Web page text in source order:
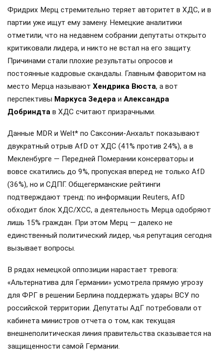
Фридрих Мерц стремительно теряет авторитет в ХДС, и в
партии уже ищут ему замену. Немецкие аналитики
отметили, что на недавнем собрании депутаты открыто
критиковали лидера, и никто не встал на его защиту.
Причинами стали плохие результаты опросов и
постоянные кадровые скандалы. Главным фаворитом на
место Мерца называют Хендрика Вюста, а вот
перспективы Маркуса Зедера и Александра
Добриндта в ХДС считают призрачными.
Данные MDR и Welt* по Саксонии-Анхальт показывают
двукратный отрыв AfD от ХДС (41% против 24%), а в
Мекленбурге — Передней Померании консерваторы и
вовсе скатились до 9%, пропуская вперед не только AfD
(36%), но и СДПГ. Общегерманские рейтинги
подтверждают тренд: по информации Reuters, AfD
обходит блок ХДС/ХСС, а деятельность Мерца одобряют
лишь 15% граждан. При этом Мерц — далеко не
единственный политический лидер, чья репутация сегодня
вызывает вопросы.
В рядах немецкой оппозиции нарастает тревога:
«Альтернатива для Германии» усмотрела прямую угрозу
для ФРГ в решении Берлина поддержать удары ВСУ по
российской территории. Депутаты АдГ потребовали от
кабинета министров отчета о том, как текущая
внешнеполитическая линия правительства сказывается на
защищенности самой Германии.